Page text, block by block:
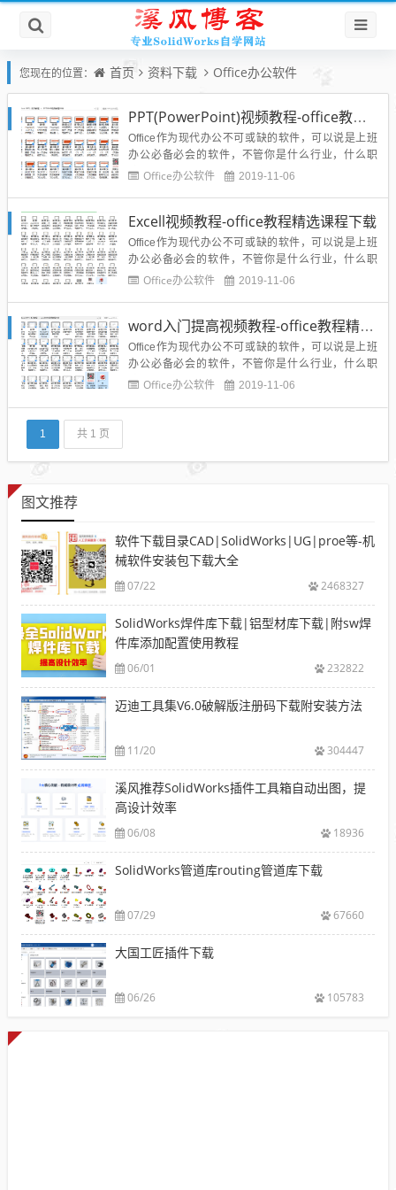
您现在的位置： 首页 资料下载 Office办公软件
PPT(PowerPoint)视频教程-office教程精选课程下载
Office作为现代办公不可或缺的软件，可以说是上班
办公必备必会的软件，不管你是什么行业，什么职
位，只要使用电脑工作，就离不开office办公软件，如
家分享一套高清的PPT（Pow...
Office办公软件 2019-11-06
Excell视频教程-office教程精选课程下载
Office作为现代办公不可或缺的软件，可以说是上班
办公必备必会的软件，不管你是什么行业，什么职
位，只要使用电脑工作，就离不开office办公软件，如
家分享一套高清的excel视频...
Office办公软件 2019-11-06
word入门提高视频教程-office教程精选课程下载
Office作为现代办公不可或缺的软件，可以说是上班
办公必备必会的软件，不管你是什么行业，什么职
位，只要使用电脑工作，就离不开office办公软件，如
Office办公软件 2019-11-06
1 共 1 页
图文推荐
软件下载目录CAD|SolidWorks|UG|proe等-机
械软件安装包下载大全
07/22 2468327
SolidWorks焊件库下载|铝型材库下载|附sw焊
件库添加配置使用教程
06/01 232822
迈迪工具集V6.0破解版注册码下载附安装方法
11/20 304447
溪风推荐SolidWorks插件工具箱自动出图，提
高设计效率
06/08 18936
SolidWorks管道库routing管道库下载
07/29 67660
大国工匠插件下载
06/26 105783